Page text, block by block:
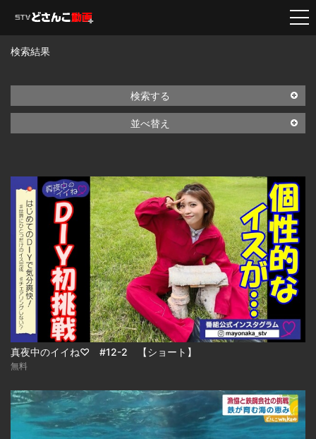
検索結果
検索する
並べ替え
真夜中のイイね♡ #12-2 【ショート】
無料